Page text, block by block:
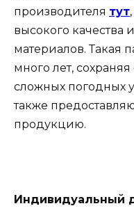
производителя тут
высокого качества
материалов. Такая
много лет,
сложных погодных
также
продукцию.
Индивидуальный